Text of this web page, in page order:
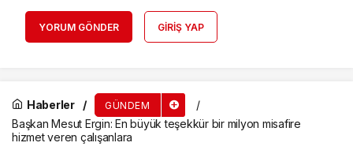
YORUM GÖNDER GIRIŞ YAP
Haberler GÜNDEM
Başkan Mesut Ergin: En büyük teşekkür bir milyon misafire
hizmet veren çalışanlara